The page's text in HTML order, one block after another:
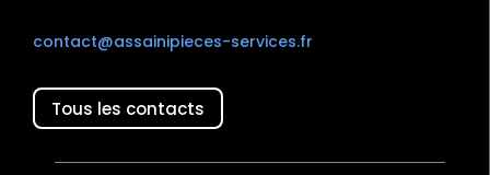
contact@assainipieces-services.fr
Tous les contacts